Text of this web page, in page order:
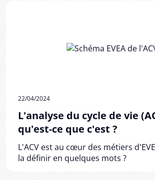
22/04/2024
L'analyse du cycle de vie
qu'est-ce que c'est ?
L'ACV est au cœur des métiers
la définir en quelques mots ?